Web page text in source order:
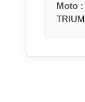
Moto :